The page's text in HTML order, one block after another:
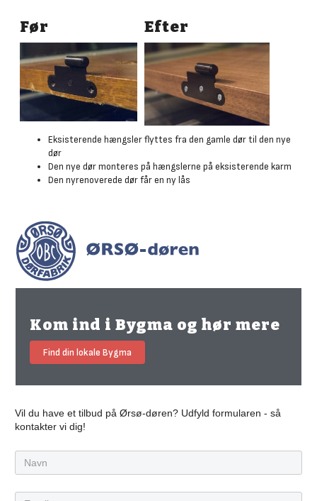
Før Efter
Eksisterende hængsler flyttes fra den gamle dør til den nye
dør
Den nye dør monteres på hængslerne på eksisterende karm
Den nyrenoverede dør får en ny lås
Kom ind i Bygma og hør mere
Find din lokale Bygma
Vil du have et tilbud på Ørsø-døren? Udfyld formularen - så
kontakter vi dig!